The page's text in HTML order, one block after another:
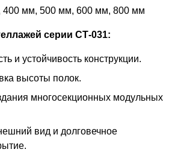
400 мм, 500 мм, 600 мм, 800 мм
серии СТ-031:
и устойчивость конструкции.
высоты полок.
многосекционных модульных
вид и долговечное